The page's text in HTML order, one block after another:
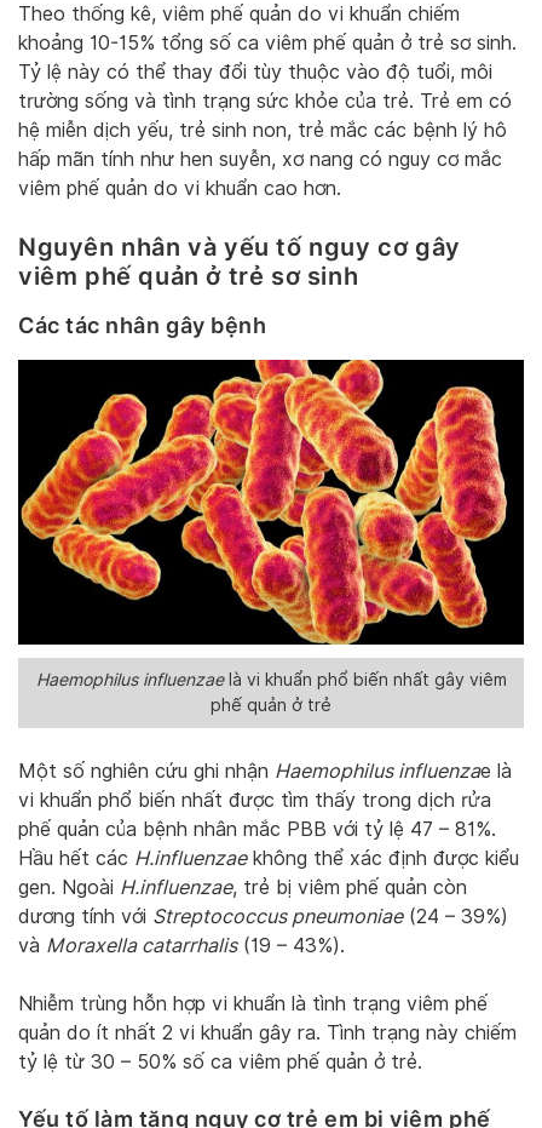
Theo thống kê, viêm phế quản do vi khuẩn chiếm
khoảng 10-15% tổng số ca viêm phế quản ở trẻ sơ sinh.
Tỷ lệ này có thể thay đổi tùy thuộc vào độ tuổi, môi
trường sống và tình trạng sức khỏe của trẻ. Trẻ em có
hệ miễn dịch yếu, trẻ sinh non, trẻ mắc các bệnh lý hô
hấp mãn tính như hen suyễn, xơ nang có nguy cơ mắc
viêm phế quản do vi khuẩn cao hơn.
Nguyên nhân và yếu tố nguy cơ gây
viêm phế quản ở trẻ sơ sinh
Các tác nhân gây bệnh
Haemophilus influenzaelà vi khuẩn phổ biến nhất gây viêm
phế quản ở trẻ
Một số nghiên cứu ghi nhận Haemophilus influenzae là
vi khuẩn phổ biến nhất được tìm thấy trong dịch rửa
phế quản của bệnh nhân mắc PBB với tỷ lệ 47 – 81%.
Hầu hết các H.influenzaekhông thể xác định được kiểu
gen. Ngoài H.influenzae, trẻ bị viêm phế quản còn
dương tính với Streptococcus pneumoniae(24 – 39%)
và Moraxella catarrhalis(19 – 43%).
Nhiễm trùng hỗn hợp vi khuẩn là tình trạng viêm phế
quản do ít nhất 2 vi khuẩn gây ra. Tình trạng này chiếm
tỷ lệ từ 30 – 50% số ca viêm phế quản ở trẻ.
Yếu tố làm tăng nguy cơ trẻ em bị viêm phế